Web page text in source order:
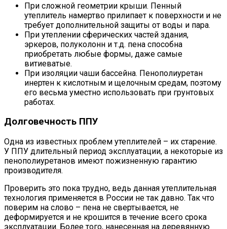
При сложной геометрии крыши. Пенный
утеплитель намертво прилипает к поверхности и не
требует дополнительной защиты от воды и пара.
При утеплении сферических частей здания,
эркеров, полуколонн и т.д. пена способна
приобретать любые формы, даже самые
витиеватые.
При изоляции чаши бассейна. Пенополиуретан
инертен к кислотным и щелочным средам, поэтому
его весьма уместно использовать при грунтовых
работах.
Долговечность ППУ
Одна из известных проблем утеплителей – их старение.
У ППУ длительный период эксплуатации, а некоторые из
пенополиуретанов имеют пожизненную гарантию
производителя.
Проверить это пока трудно, ведь данная утеплительная
технология применяется в России не так давно. Так что
поверим на слово – пена не свертывается, не
деформируется и не крошится в течение всего срока
эксплуатации. Более того, нанесенная на деревянную